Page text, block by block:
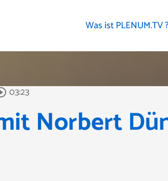
Was ist PLENUM.TV ?
03:23
Norbert